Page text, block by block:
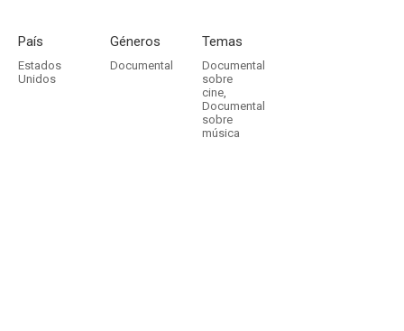
País
Estados
Unidos
Géneros
Documental
Temas
Documental
sobre
cine,
Documental
sobre
música